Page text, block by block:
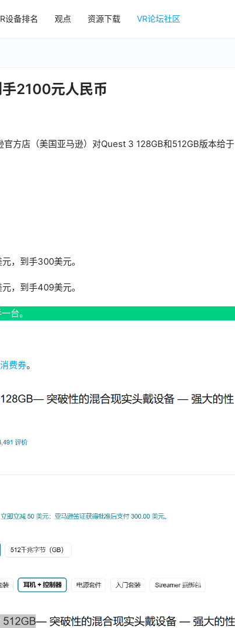
设备排名 观点 资源下载 VR论坛社区
2100元人民币
方店（美国亚马逊）对Quest 3 128GB和512GB版本给于
，到手300美元。
，到手409美元。
台。
费券。